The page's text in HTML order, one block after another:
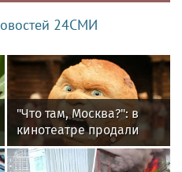
24СМИ
"Что там, Москва?": в
кинотеатре продали
всего 4 билета на 9
сеансов "Колобка"